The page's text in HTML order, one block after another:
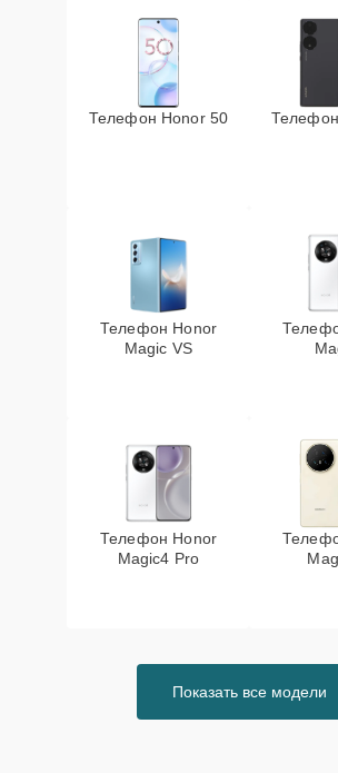
Телефон Honor 50
Телефон Honor
Magic VS
Телефон Honor
Magic4 Pro
Показать все модели